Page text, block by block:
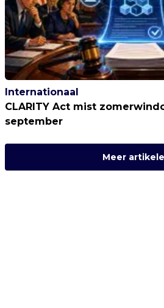
Internationaal
CLARITY Act mist
september
Meer